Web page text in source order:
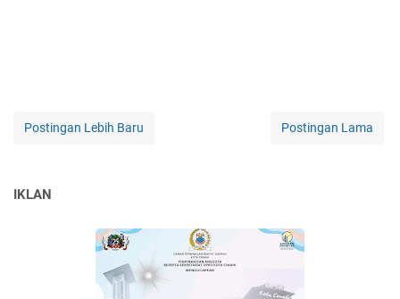
Postingan Lebih Baru Postingan Lama
IKLAN